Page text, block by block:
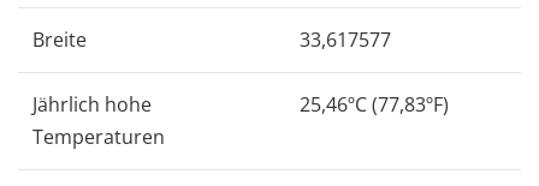
Breite 33,617577
Jährlich hohe
Temperaturen
25,46ºC (77,83ºF)